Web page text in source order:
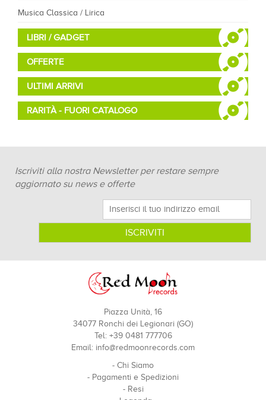
Musica Classica / Lirica
LIBRI / GADGET
OFFERTE
ULTIMI ARRIVI
RARITÀ - FUORI CATALOGO
Iscriviti alla nostra Newsletter per restare sempre
aggiornato su news e offerte
Piazza Unità, 16
34077 Ronchi dei Legionari (GO)
Tel: +39 0481 777706
Email: info@redmoonrecords.com
- Chi Siamo
- Pagamenti e Spedizioni
- Resi